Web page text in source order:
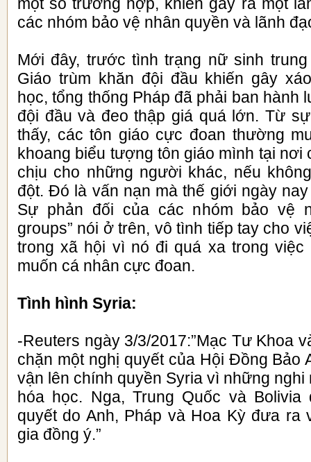
các nhóm bảo vệ nhân quyền và lãnh
Mới đây, trước tình trạng nữ sinh
Giáo trùm khăn đội đầu khiến gây
học, tổng thống Pháp đã phải ban hành
đội đầu và đeo thập giá quá lớn. Từ
thấy, các tôn giáo cực đoan thường
khoang biểu tượng tôn giáo mình tại nơi
chịu cho những người khác, nếu
đột. Đó là vấn nạn mà thế giới ngày
Sự phản đối của các nhóm bảo vệ
groups” nói ở trên, vô tình tiếp tay cho
trong xã hội vì nó đi quá xa trong
muốn cá nhân cực đoan.
Tình hình Syria:
-Reuters ngày 3/3/2017:”Mạc Tư Khoa
chặn một nghị quyết của Hội Đồng Bảo
vận lên chính quyền Syria vì những
hóa học. Nga, Trung Quốc và Bolivia
quyết do Anh, Pháp và Hoa Kỳ đưa ra
gia đồng ý.”